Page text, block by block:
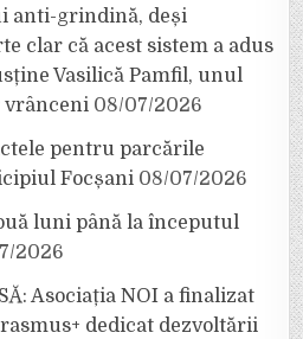
anti-grindină, deși
clar că acest sistem a adus
Vasilică Pamfil, unul
08/07/2026
pentru parcările
Focșani 08/07/2026
luni până la începutul
2026
Asociația NOI a finalizat
dedicat dezvoltării